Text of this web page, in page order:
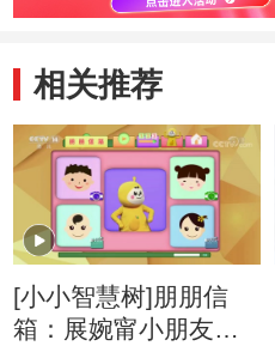
相关推荐
[小小智慧树]朋朋信
箱：展婉甯小朋友的